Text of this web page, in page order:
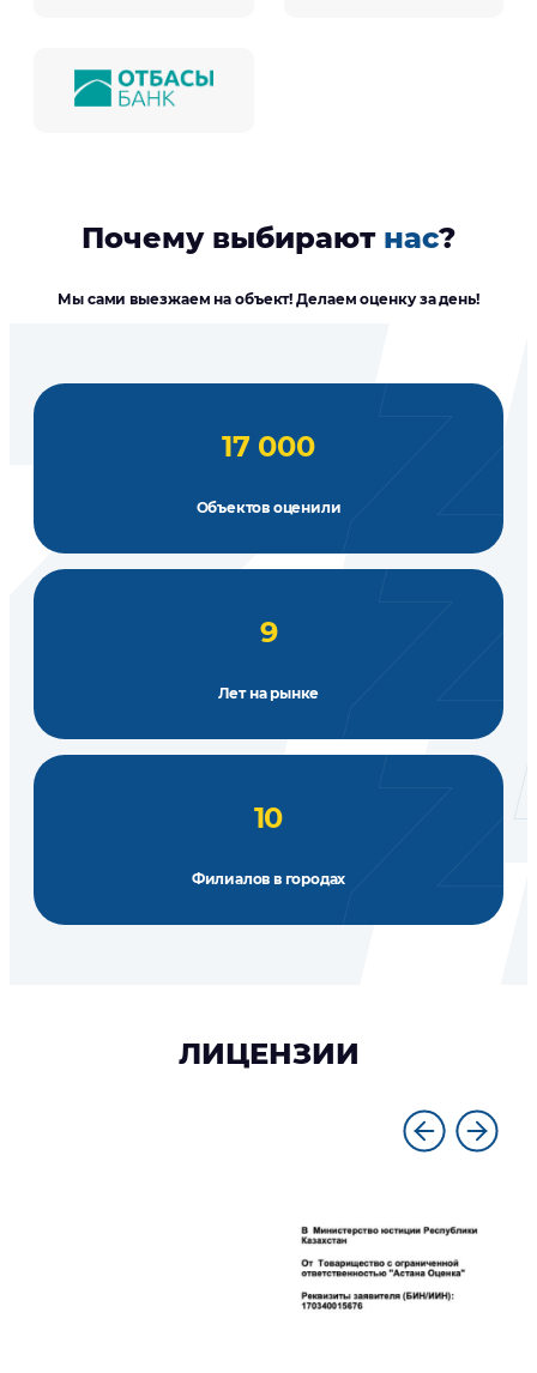
Почему выбирают нас?
Мы сами выезжаем на объект! Делаем оценку за день!
17 000
Объектов оценили
9
Лет на рынке
10
Филиалов в городах
ЛИЦЕНЗИИ